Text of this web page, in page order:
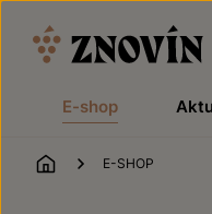
E-shop
ÚVOD
E-SHOP